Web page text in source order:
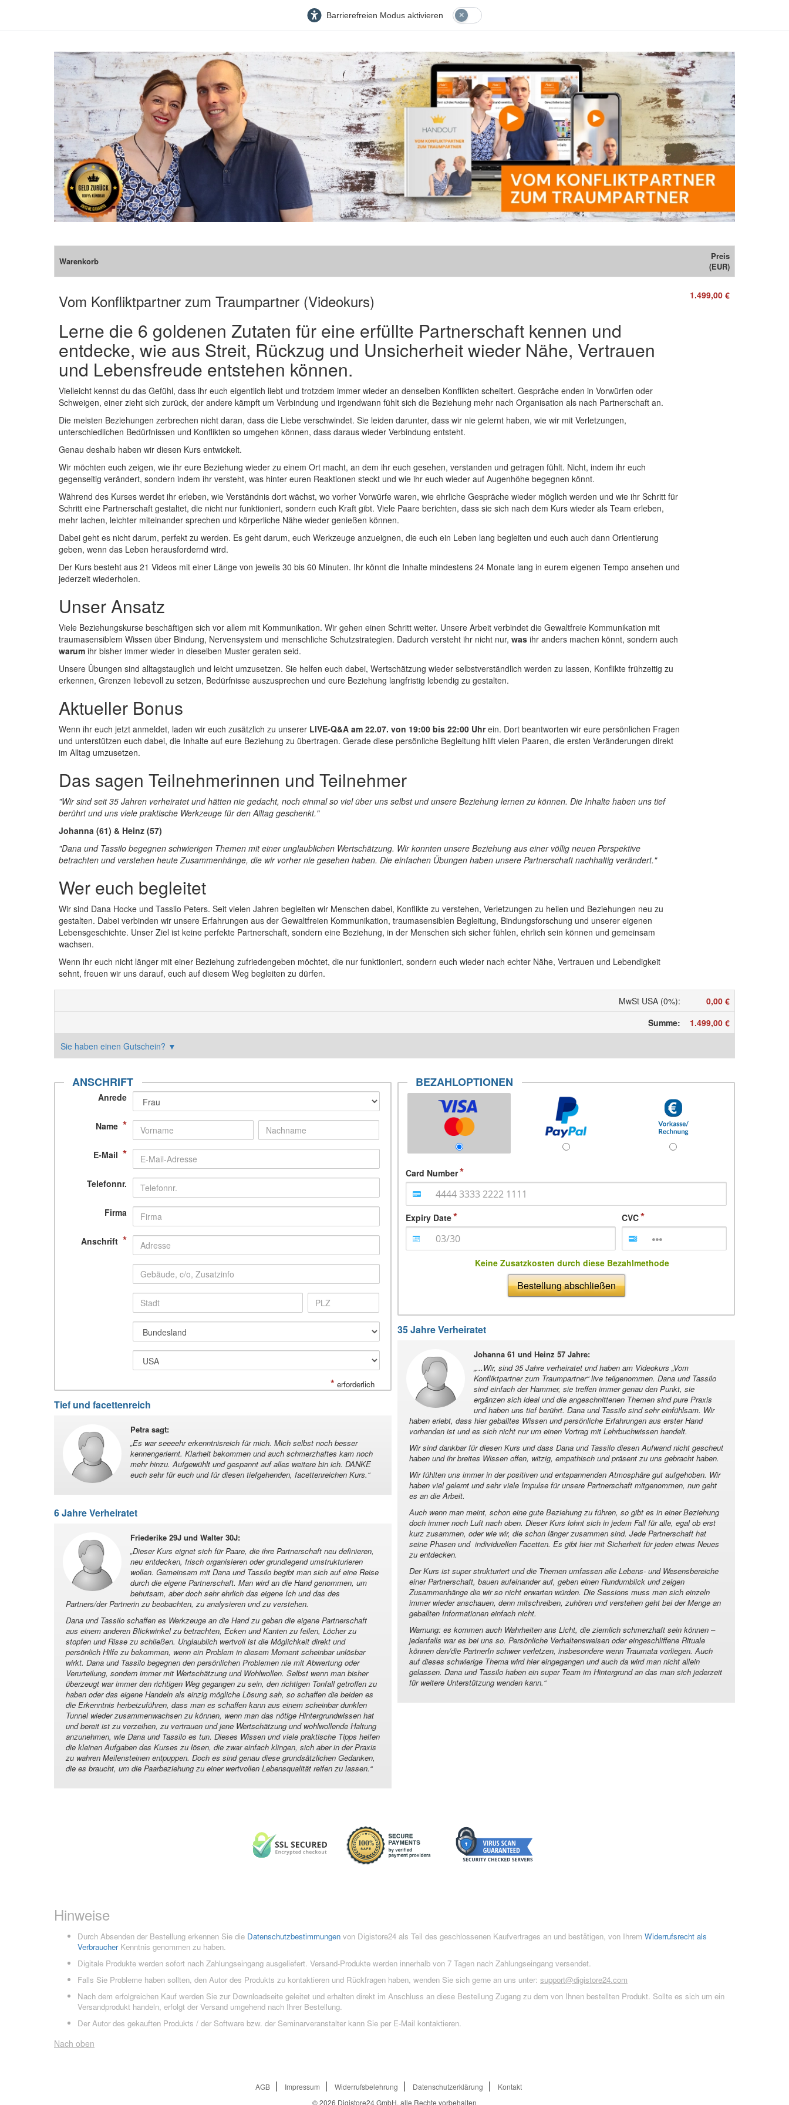
Barrierefreien Modus aktivieren
Warenkorb
Preis
(EUR)
Vom Konfliktpartner zum Traumpartner (Videokurs)
Lerne die 6 goldenen Zutaten für eine erfüllte Partnerschaft kennen und
entdecke, wie aus Streit, Rückzug und Unsicherheit wieder Nähe, Vertrauen
und Lebensfreude entstehen können.
Vielleicht kennst du das Gefühl, dass ihr euch eigentlich liebt und trotzdem immer wieder an denselben Konflikten scheitert. Gespräche enden in Vorwürfen oder
Schweigen, einer zieht sich zurück, der andere kämpft um Verbindung und irgendwann fühlt sich die Beziehung mehr nach Organisation als nach Partnerschaft an.
Die meisten Beziehungen zerbrechen nicht daran, dass die Liebe verschwindet. Sie leiden darunter, dass wir nie gelernt haben, wie wir mit Verletzungen,
unterschiedlichen Bedürfnissen und Konflikten so umgehen können, dass daraus wieder Verbindung entsteht.
Genau deshalb haben wir diesen Kurs entwickelt.
Wir möchten euch zeigen, wie ihr eure Beziehung wieder zu einem Ort macht, an dem ihr euch gesehen, verstanden und getragen fühlt. Nicht, indem ihr euch
gegenseitig verändert, sondern indem ihr versteht, was hinter euren Reaktionen steckt und wie ihr euch wieder auf Augenhöhe begegnen könnt.
Während des Kurses werdet ihr erleben, wie Verständnis dort wächst, wo vorher Vorwürfe waren, wie ehrliche Gespräche wieder möglich werden und wie ihr Schritt für
Schritt eine Partnerschaft gestaltet, die nicht nur funktioniert, sondern euch Kraft gibt. Viele Paare berichten, dass sie sich nach dem Kurs wieder als Team erleben,
mehr lachen, leichter miteinander sprechen und körperliche Nähe wieder genießen können.
Dabei geht es nicht darum, perfekt zu werden. Es geht darum, euch Werkzeuge anzueignen, die euch ein Leben lang begleiten und euch auch dann Orientierung
geben, wenn das Leben herausfordernd wird.
Der Kurs besteht aus 21 Videos mit einer Länge von jeweils 30 bis 60 Minuten. Ihr könnt die Inhalte mindestens 24 Monate lang in eurem eigenen Tempo ansehen und
jederzeit wiederholen.
Unser Ansatz
Viele Beziehungskurse beschäftigen sich vor allem mit Kommunikation. Wir gehen einen Schritt weiter. Unsere Arbeit verbindet die Gewaltfreie Kommunikation mit
traumasensiblem Wissen über Bindung, Nervensystem und menschliche Schutzstrategien. Dadurch versteht ihr nicht nur, was ihr anders machen könnt, sondern auch
warum ihr bisher immer wieder in dieselben Muster geraten seid.
Unsere Übungen sind alltagstauglich und leicht umzusetzen. Sie helfen euch dabei, Wertschätzung wieder selbstverständlich werden zu lassen, Konflikte frühzeitig zu
erkennen, Grenzen liebevoll zu setzen, Bedürfnisse auszusprechen und eure Beziehung langfristig lebendig zu gestalten.
Aktueller Bonus
Wenn ihr euch jetzt anmeldet, laden wir euch zusätzlich zu unserer LIVE-Q&A am 22.07. von 19:00 bis 22:00 Uhrein. Dort beantworten wir eure persönlichen Fragen
und unterstützen euch dabei, die Inhalte auf eure Beziehung zu übertragen. Gerade diese persönliche Begleitung hilft vielen Paaren, die ersten Veränderungen direkt
im Alltag umzusetzen.
Das sagen Teilnehmerinnen und Teilnehmer
"Wir sind seit 35 Jahren verheiratet und hätten nie gedacht, noch einmal so viel über uns selbst und unsere Beziehung lernen zu können. Die Inhalte haben uns tief
berührt und uns viele praktische Werkzeuge für den Alltag geschenkt."
Johanna (61) & Heinz (57)
"Dana und Tassilo begegnen schwierigen Themen mit einer unglaublichen Wertschätzung. Wir konnten unsere Beziehung aus einer völlig neuen Perspektive
betrachten und verstehen heute Zusammenhänge, die wir vorher nie gesehen haben. Die einfachen Übungen haben unsere Partnerschaft nachhaltig verändert."
Wer euch begleitet
Wir sind Dana Hocke und Tassilo Peters. Seit vielen Jahren begleiten wir Menschen dabei, Konflikte zu verstehen, Verletzungen zu heilen und Beziehungen neu zu
gestalten. Dabei verbinden wir unsere Erfahrungen aus der Gewaltfreien Kommunikation, traumasensiblen Begleitung, Bindungsforschung und unserer eigenen
Lebensgeschichte. Unser Ziel ist keine perfekte Partnerschaft, sondern eine Beziehung, in der Menschen sich sicher fühlen, ehrlich sein können und gemeinsam
wachsen.
Wenn ihr euch nicht länger mit einer Beziehung zufriedengeben möchtet, die nur funktioniert, sondern euch wieder nach echter Nähe, Vertrauen und Lebendigkeit
sehnt, freuen wir uns darauf, euch auf diesem Weg begleiten zu dürfen.
1.499,00 €
MwSt USA (0%):
0,00 €
Summe:
1.499,00 €
Sie haben einen Gutschein? ▼
ANSCHRIFT
Anrede
Name *
E-Mail *
Telefonnr.
Firma
Anschrift *
* erforderlich
Tief und facettenreich
Petra sagt:
„Es war seeeehr erkenntnisreich für mich. Mich selbst noch besser
kennengerlernt. Klarheit bekommen und auch schmerzhaftes kam noch
mehr hinzu. Aufgewühlt und gespannt auf alles weitere bin ich. DANKE
euch sehr für euch und für diesen tiefgehenden, facettenreichen Kurs.“
6 Jahre Verheiratet
Friederike 29J und Walter 30J:
„Dieser Kurs eignet sich für Paare, die ihre Partnerschaft neu definieren,
neu entdecken, frisch organisieren oder grundlegend umstrukturieren
wollen. Gemeinsam mit Dana und Tassilo begibt man sich auf eine Reise
durch die eigene Partnerschaft. Man wird an die Hand genommen, um
behutsam, aber doch sehr ehrlich das eigene Ich und das des
Partners/der Partnerin zu beobachten, zu analysieren und zu verstehen.
Dana und Tassilo schaffen es Werkzeuge an die Hand zu geben die eigene Partnerschaft
aus einem anderen Blickwinkel zu betrachten, Ecken und Kanten zu feilen, Löcher zu
stopfen und Risse zu schließen. Unglaublich wertvoll ist die Möglichkeit direkt und
persönlich Hilfe zu bekommen, wenn ein Problem in diesem Moment scheinbar unlösbar
wirkt. Dana und Tassilo begegnen den persönlichen Problemen nie mit Abwertung oder
Verurteilung, sondern immer mit Wertschätzung und Wohlwollen. Selbst wenn man bisher
überzeugt war immer den richtigen Weg gegangen zu sein, den richtigen Tonfall getroffen zu
haben oder das eigene Handeln als einzig mögliche Lösung sah, so schaffen die beiden es
die Erkenntnis herbeizuführen, dass man es schaffen kann aus einem scheinbar dunklen
Tunnel wieder zusammenwachsen zu können, wenn man das nötige Hintergrundwissen hat
und bereit ist zu verzeihen, zu vertrauen und jene Wertschätzung und wohlwollende Haltung
anzunehmen, wie Dana und Tassilo es tun. Dieses Wissen und viele praktische Tipps helfen
die kleinen Aufgaben des Kurses zu lösen, die zwar einfach klingen, sich aber in der Praxis
zu wahren Meilensteinen entpuppen. Doch es sind genau diese grundsätzlichen Gedanken,
die es braucht, um die Paarbeziehung zu einer wertvollen Lebensqualität reifen zu lassen.“
BEZAHLOPTIONEN
Card Number
Expiry Date CVC
Keine Zusatzkosten durch diese Bezahlmethode
Bestellung abschließen
35 Jahre Verheiratet
Johanna 61 und Heinz 57 Jahre:
„...Wir, sind 35 Jahre verheiratet und haben am Videokurs „Vom
Konfliktpartner zum Traumpartner“ live teilgenommen. Dana und Tassilo
sind einfach der Hammer, sie treffen immer genau den Punkt, sie
ergänzen sich ideal und die angeschnittenen Themen sind pure Praxis
und haben uns tief berührt. Dana und Tassilo sind sehr einfühlsam. Wir
haben erlebt, dass hier geballtes Wissen und persönliche Erfahrungen aus erster Hand
vorhanden ist und es sich nicht nur um einen Vortrag mit Lehrbuchwissen handelt.
Wir sind dankbar für diesen Kurs und dass Dana und Tassilo diesen Aufwand nicht gescheut
haben und ihr breites Wissen offen, witzig, empathisch und präsent zu uns gebracht haben.
Wir fühlten uns immer in der positiven und entspannenden Atmosphäre gut aufgehoben. Wir
haben viel gelernt und sehr viele Impulse für unsere Partnerschaft mitgenommen, nun geht
es an die Arbeit.
Auch wenn man meint, schon eine gute Beziehung zu führen, so gibt es in einer Beziehung
doch immer noch Luft nach oben. Dieser Kurs lohnt sich in jedem Fall für alle, egal ob erst
kurz zusammen, oder wie wir, die schon länger zusammen sind. Jede Partnerschaft hat
seine Phasen und individuellen Facetten. Es gibt hier mit Sicherheit für jeden etwas Neues
zu entdecken.
Der Kurs ist super strukturiert und die Themen umfassen alle Lebens- und Wesensbereiche
einer Partnerschaft, bauen aufeinander auf, geben einen Rundumblick und zeigen
Zusammenhänge die wir so nicht erwarten würden. Die Sessions muss man sich einzeln
immer wieder anschauen, denn mitschreiben, zuhören und verstehen geht bei der Menge an
geballten Informationen einfach nicht.
Warnung: es kommen auch Wahrheiten ans Licht, die ziemlich schmerzhaft sein können –
jedenfalls war es bei uns so. Persönliche Verhaltensweisen oder eingeschliffene Rituale
können den/die PartnerIn schwer verletzen, insbesondere wenn Traumata vorliegen. Auch
auf dieses schwierige Thema wird hier eingegangen und auch da wird man nicht allein
gelassen. Dana und Tassilo haben ein super Team im Hintergrund an das man sich jederzeit
für weitere Unterstützung wenden kann.“
Hinweise
Durch Absenden der Bestellung erkennen Sie die Datenschutzbestimmungen von Digistore24 als Teil des geschlossenen Kaufvertrages an und bestätigen, von Ihrem Widerrufsrecht als
VerbraucherKenntnis genommen zu haben.
Digitale Produkte werden sofort nach Zahlungseingang ausgeliefert. Versand-Produkte werden innerhalb von 7 Tagen nach Zahlungseingang versendet.
Falls Sie Probleme haben sollten, den Autor des Produkts zu kontaktieren und Rückfragen haben, wenden Sie sich gerne an uns unter: support@digistore24.com
Nach dem erfolgreichen Kauf werden Sie zur Downloadseite geleitet und erhalten direkt im Anschluss an diese Bestellung Zugang zu dem von Ihnen bestellten Produkt. Sollte es sich um ein
Versandprodukt handeln, erfolgt der Versand umgehend nach Ihrer Bestellung.
Der Autor des gekauften Produkts / der Software bzw. der Seminarveranstalter kann Sie per E-Mail kontaktieren.
Nach oben
AGB Impressum Widerrufsbelehrung Datenschutzerklärung
Kontakt
© 2026 Digistore24 GmbH, alle Rechte vorbehalten